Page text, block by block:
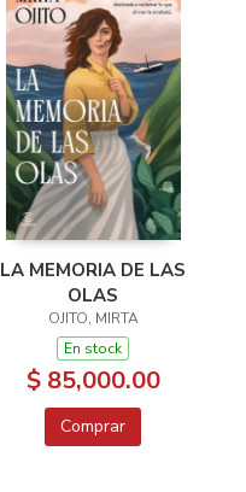
LA MEMORIA DE LAS
OLAS
OJITO, MIRTA
En stock
$ 85,000.00
Comprar